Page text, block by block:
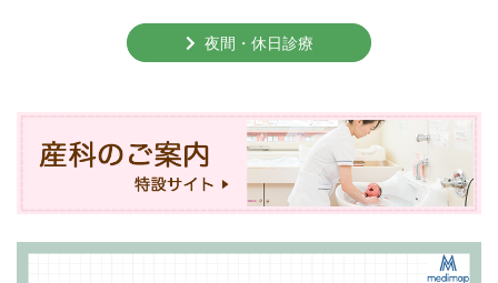
夜間・休日診療